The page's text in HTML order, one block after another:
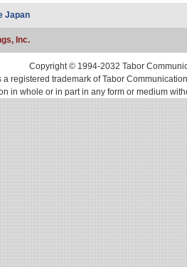
Japan
Inc.
Copyright © 1994-2032 Tabor
a registered trademark of Tabor
in whole or in part in any form or medium